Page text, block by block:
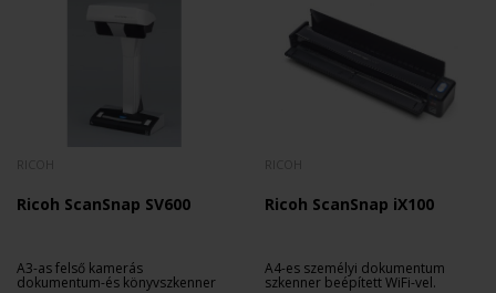
Ricoh ScanSnap SV600
A3-as felső kamerás
dokumentum-és könyvszkenner
Ricoh ScanSnap iX100
A4-es személyi dokumentum
szkenner beépített WiFi-vel.